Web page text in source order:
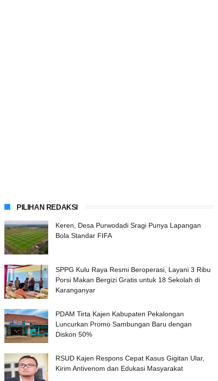
PILIHAN REDAKSI
Keren, Desa Purwodadi Sragi Punya Lapangan
Bola Standar FIFA
SPPG Kulu Raya Resmi Beroperasi, Layani 3 Ribu
Porsi Makan Bergizi Gratis untuk 18 Sekolah di
Karanganyar
PDAM Tirta Kajen Kabupaten Pekalongan
Luncurkan Promo Sambungan Baru dengan
Diskon 50%
RSUD Kajen Respons Cepat Kasus Gigitan Ular,
Kirim Antivenom dan Edukasi Masyarakat